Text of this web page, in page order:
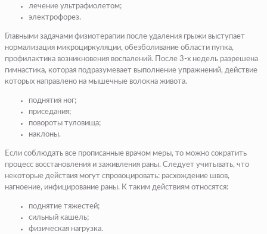
лечение ультрафиолетом;
электрофорез.
Главными задачами физиотерапии после удаления грыжи выступает
нормализация микроциркуляции, обезболивание области пупка,
профилактика возникновения воспалений. После 3-х недель разрешена
гимнастика, которая подразумевает выполнение упражнений, действие
которых направлено на мышечные волокна живота.
поднятия ног;
приседания;
повороты туловища;
наклоны.
Если соблюдать все прописанные врачом меры, то можно сократить
процесс восстановления и заживления раны. Следует учитывать, что
некоторые действия могут спровоцировать: расхождение швов,
нагноение, инфицирование раны. К таким действиям относятся:
поднятие тяжестей;
сильный кашель;
физическая нагрузка.